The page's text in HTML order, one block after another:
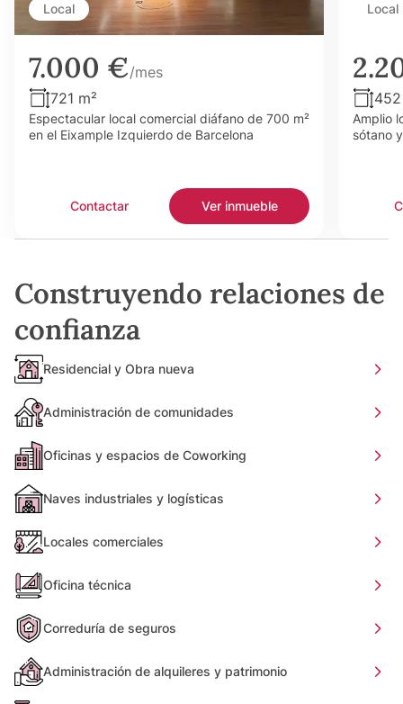
Local
7.000 €/mes
721 m²
Espectacular local comercial diáfano de 700 m²
en el Eixample Izquierdo de Barcelona
Contactar Ver inmueble
Local
Amplio
sótano
Construyendo relaciones de
confianza
Residencial y Obra nueva
Administración de comunidades
Oficinas y espacios de Coworking
Naves industriales y logísticas
Locales comerciales
Oficina técnica
Correduría de seguros
Administración de alquileres y patrimonio